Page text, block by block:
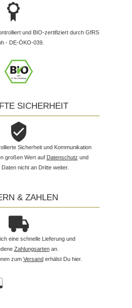
und BIO-zertifiziert durch GfRS
- DE-ÖKO-039.
SICHERHEIT
Sicherheit und Kommunikation
großen Wert auf Datenschutz und
nicht an Dritte weiter.
& ZAHLEN
eine schnelle Lieferung und
Zahlungsartenan.
zum Versanderhälst Du hier.